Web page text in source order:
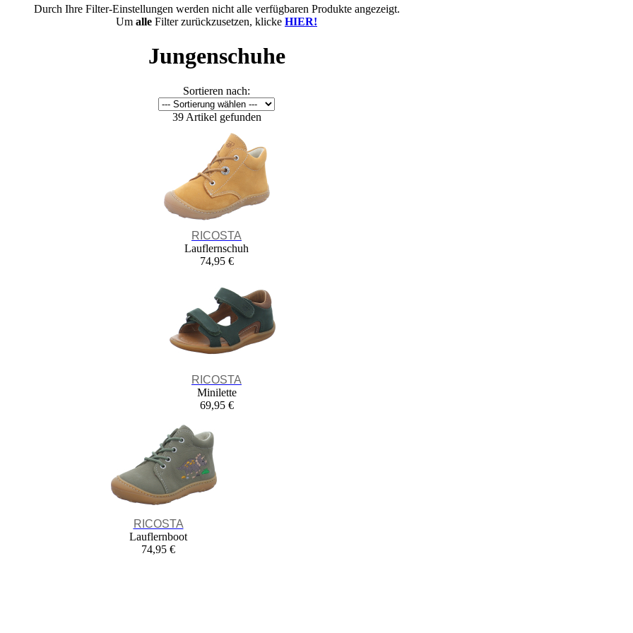
Durch Ihre Filter-Einstellungen werden nicht alle verfügbaren Produkte angezeigt.
Um alle Filter zurückzusetzen, klicke HIER!
Jungenschuhe
Sortieren nach:
39 Artikel gefunden
RICOSTA
Lauflernschuh
74,95 €
RICOSTA
Minilette
69,95 €
RICOSTA
Lauflernboot
74,95 €